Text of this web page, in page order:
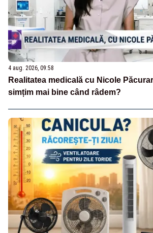
4 aug. 2026, 09:58
Realitatea medicală cu Nicole
simțim mai bine când râdem?